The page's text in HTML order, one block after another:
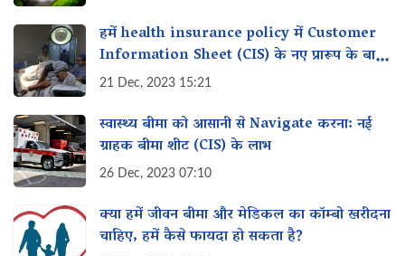
हमें health insurance policy में Customer
Information Sheet (CIS) के नए प्रारूप के बारे
में क्या पता होना चाहिए?
21 Dec, 2023 15:21
स्वास्थ्य बीमा को आसानी से Navigate करना: नई
ग्राहक बीमा शीट (CIS) के लाभ
26 Dec, 2023 07:10
क्या हमें जीवन बीमा और मेडिकल का कॉम्बो खरीदना
चाहिए, हमें कैसे फायदा हो सकता है?